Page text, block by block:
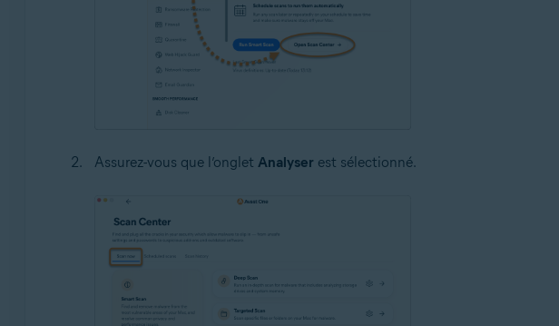
Assurez-vous que l’onglet Analyser est sélectionné.